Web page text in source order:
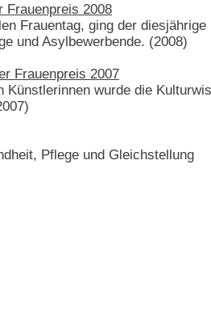
Frauenpreis 2008
Frauentag, ging der
und Asylbewerbende. (2008)
Frauenpreis 2007
Künstlerinnen wurde die
Pflege und Gleichstellung